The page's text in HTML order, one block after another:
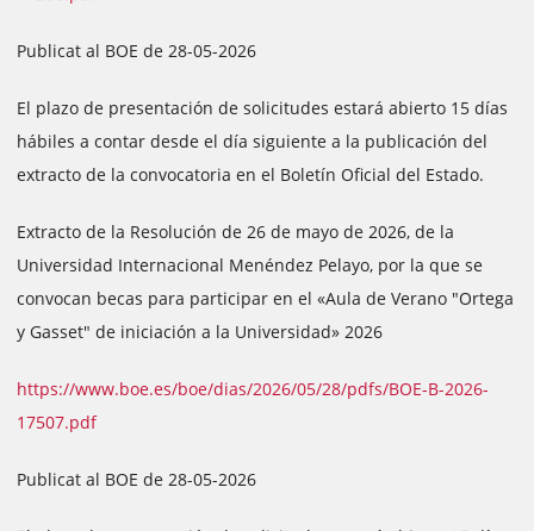
Publicat al BOE de 28-05-2026
El plazo de presentación de solicitudes estará abierto 15 días
hábiles a contar desde el día siguiente a la publicación del
extracto de la convocatoria en el Boletín Oficial del Estado.
Extracto de la Resolución de 26 de mayo de 2026, de la
Universidad Internacional Menéndez Pelayo, por la que se
convocan becas para participar en el «Aula de Verano "Ortega
y Gasset" de iniciación a la Universidad» 2026
https://www.boe.es/boe/dias/2026/05/28/pdfs/BOE-B-2026-
17507.pdf
Publicat al BOE de 28-05-2026